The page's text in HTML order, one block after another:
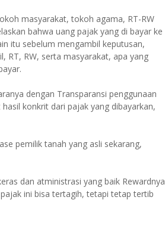
masyarakat, tokoh agama, RT-RW
bahwa uang pajak yang di bayar ke
itu sebelum mengambil keputusan,
RT, RW, serta masyarakat, apa yang
dengan Transparansi penggunaan
konkrit dari pajak yang dibayarkan,
pemilik tanah yang asli sekarang,
dan atministrasi yang baik Rewardnya
ini bisa tertagih, tetapi tetap tertib